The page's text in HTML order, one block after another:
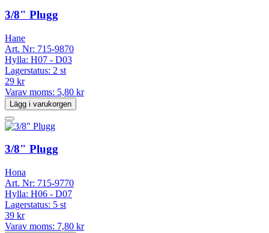
3/8" Plugg
Hane
Art. Nr: 715-9870
Hylla: H07 - D03
Lagerstatus: 2 st
29 kr
Varav moms: 5,80 kr
Lägg i varukorgen
3/8" Plugg
Hona
Art. Nr: 715-9770
Hylla: H06 - D07
Lagerstatus: 5 st
39 kr
Varav moms: 7,80 kr